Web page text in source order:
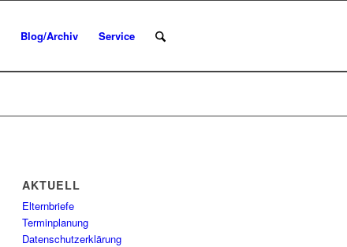
Blog/Archiv Service
AKTUELL
Elternbriefe
Terminplanung
Datenschutzerklärung